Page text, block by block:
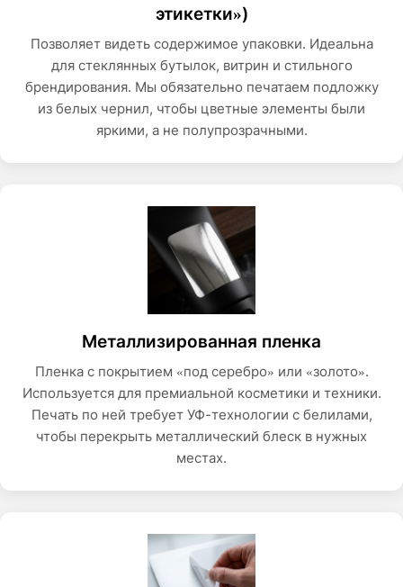
этикетки»)
Позволяет видеть содержимое упаковки. Идеальна
для стеклянных бутылок, витрин и стильного
брендирования. Мы обязательно печатаем подложку
из белых чернил, чтобы цветные элементы были
яркими, а не полупрозрачными.
Металлизированная пленка
Пленка с покрытием «под серебро» или «золото».
Используется для премиальной косметики и техники.
Печать по ней требует УФ-технологии с белилами,
чтобы перекрыть металлический блеск в нужных
местах.